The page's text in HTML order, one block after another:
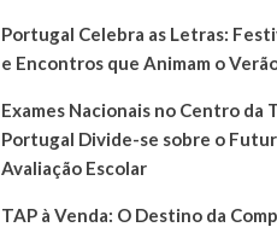
Portugal Celebra as Letras:
e Encontros que Animam o
Exames Nacionais no Centro da
Portugal Divide-se sobre o
Avaliação Escolar
TAP à Venda: O Destino da